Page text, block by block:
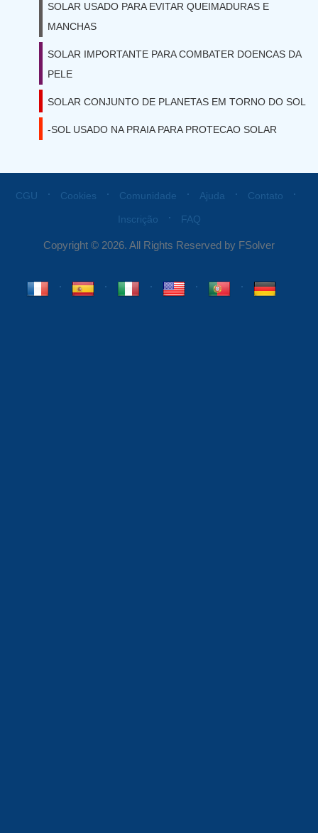
SOLAR USADO PARA EVITAR QUEIMADURAS E
MANCHAS
SOLAR IMPORTANTE PARA COMBATER DOENCAS DA
PELE
SOLAR CONJUNTO DE PLANETAS EM TORNO DO SOL
-SOL USADO NA PRAIA PARA PROTECAO SOLAR
CGU ⋅ Cookies ⋅ Comunidade ⋅ Ajuda ⋅ Contato ⋅
Inscrição ⋅ FAQ
Copyright © 2026. All Rights Reserved by FSolver
⋅ ⋅ ⋅ ⋅ ⋅